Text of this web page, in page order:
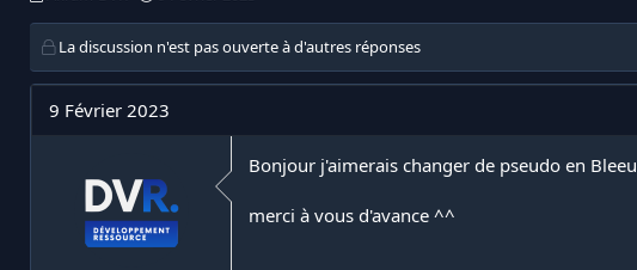
i
t
i
a
t
e
d
e
d
u
t
La discussion n'est pas ouverte à d'autres réponses
9 Février 2023
Bonjour j'aimerais changer de pseudo en Bleeu
merci à vous d'avance ^^